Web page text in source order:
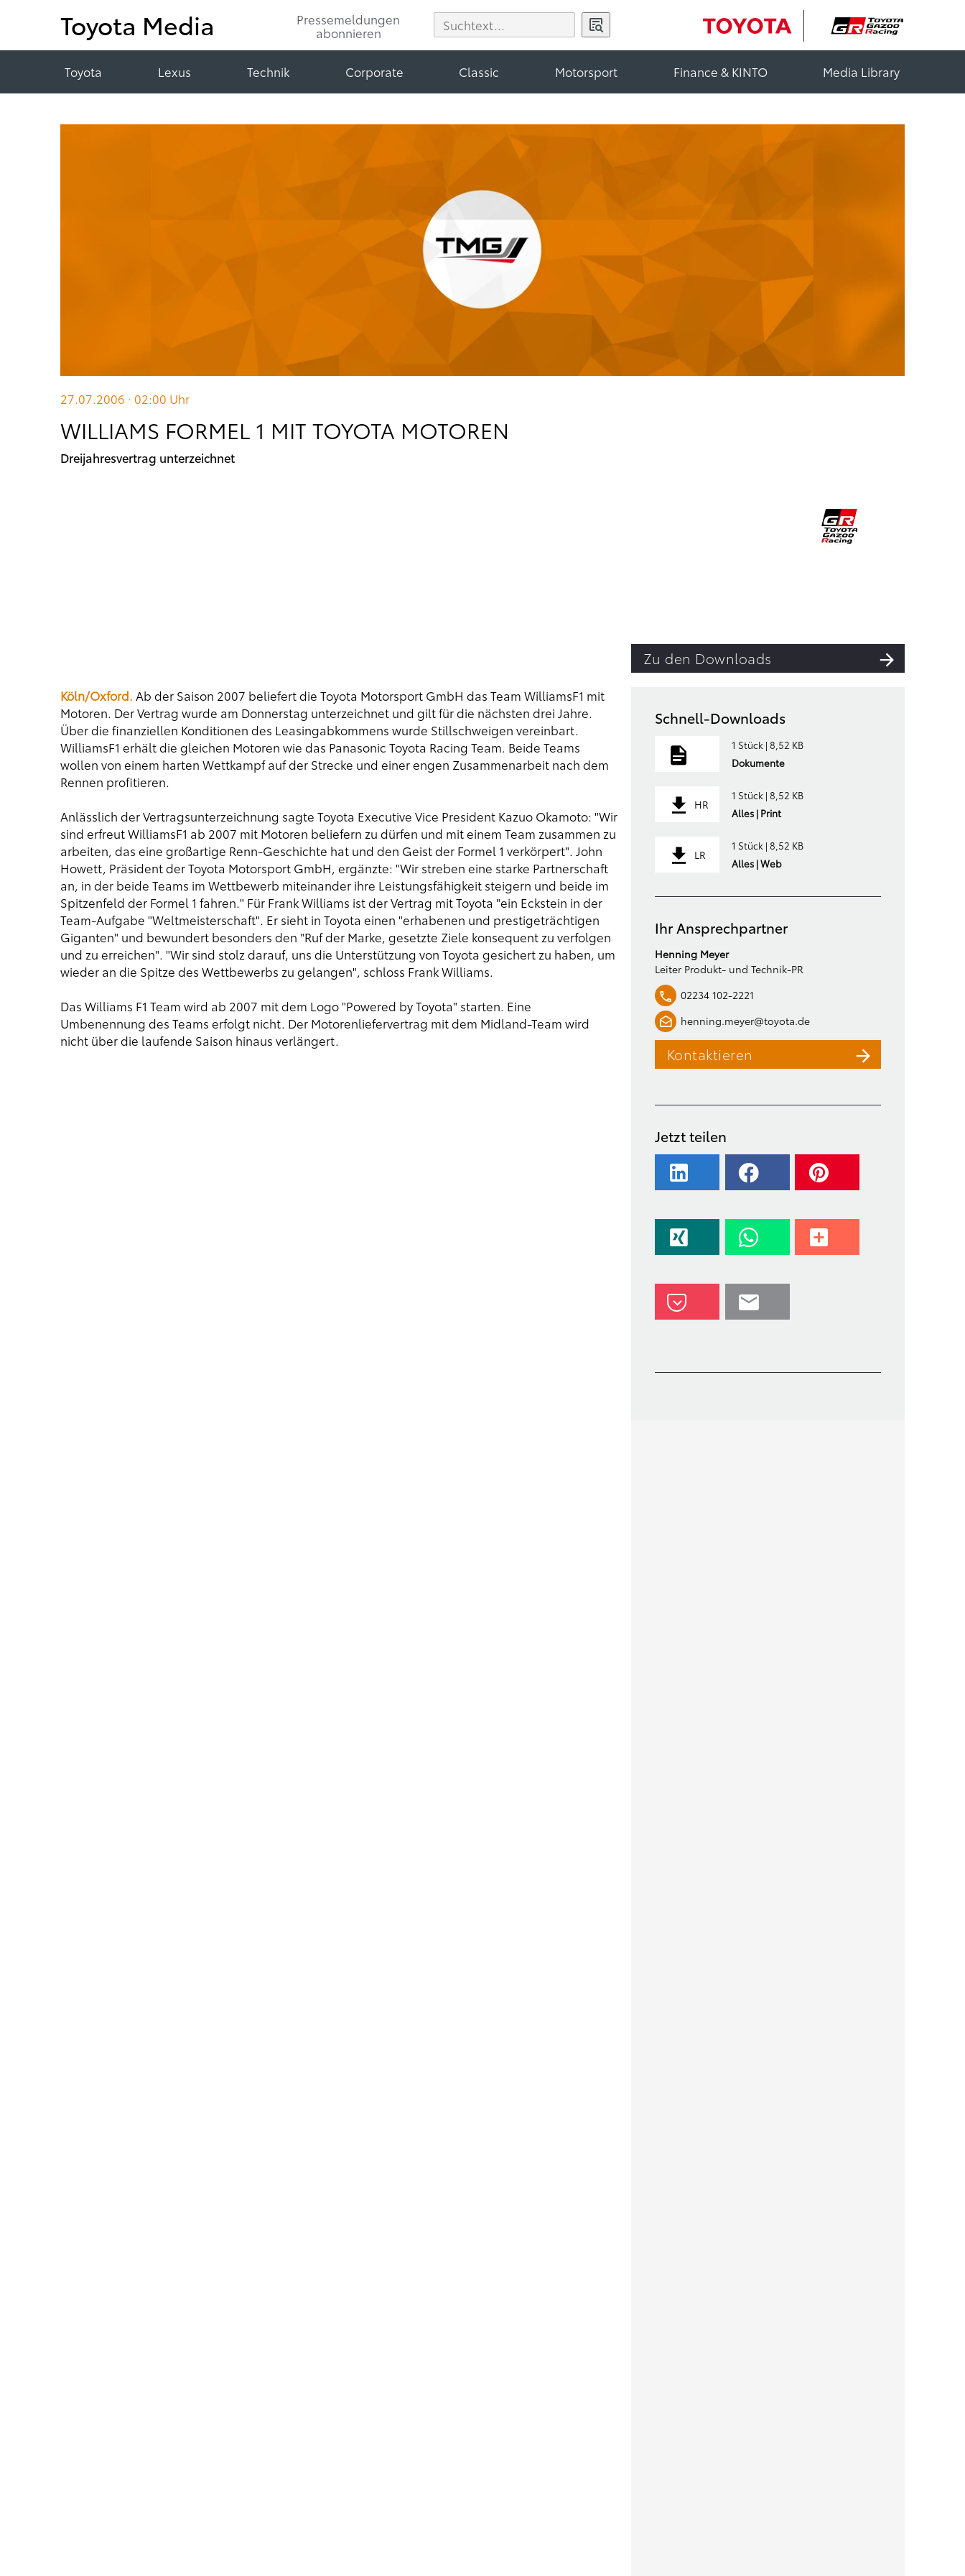
Toyota Media
Pressemeldungen
abonnieren
Toyota Lexus Technik Corporate Classic Motorsport Finance & KINTO Media Library
27.07.2006 · 02:00 Uhr
WILLIAMS FORMEL 1 MIT TOYOTA MOTOREN
Dreijahresvertrag unterzeichnet
Zu den Downloads
Köln/Oxford. Ab der Saison 2007 beliefert die Toyota Motorsport GmbH das Team WilliamsF1 mit
Motoren. Der Vertrag wurde am Donnerstag unterzeichnet und gilt für die nächsten drei Jahre.
Über die finanziellen Konditionen des Leasingabkommens wurde Stillschweigen vereinbart.
WilliamsF1 erhält die gleichen Motoren wie das Panasonic Toyota Racing Team. Beide Teams
wollen von einem harten Wettkampf auf der Strecke und einer engen Zusammenarbeit nach dem
Rennen profitieren.
Anlässlich der Vertragsunterzeichnung sagte Toyota Executive Vice President Kazuo Okamoto: "Wir
sind erfreut WilliamsF1 ab 2007 mit Motoren beliefern zu dürfen und mit einem Team zusammen zu
arbeiten, das eine großartige Renn-Geschichte hat und den Geist der Formel 1 verkörpert". John
Howett, Präsident der Toyota Motorsport GmbH, ergänzte: "Wir streben eine starke Partnerschaft
an, in der beide Teams im Wettbewerb miteinander ihre Leistungsfähigkeit steigern und beide im
Spitzenfeld der Formel 1 fahren." Für Frank Williams ist der Vertrag mit Toyota "ein Eckstein in der
Team-Aufgabe "Weltmeisterschaft". Er sieht in Toyota einen "erhabenen und prestigeträchtigen
Giganten" und bewundert besonders den "Ruf der Marke, gesetzte Ziele konsequent zu verfolgen
und zu erreichen". "Wir sind stolz darauf, uns die Unterstützung von Toyota gesichert zu haben, um
wieder an die Spitze des Wettbewerbs zu gelangen", schloss Frank Williams.
Das Williams F1 Team wird ab 2007 mit dem Logo "Powered by Toyota" starten. Eine
Umbenennung des Teams erfolgt nicht. Der Motorenliefervertrag mit dem Midland-Team wird
nicht über die laufende Saison hinaus verlängert.
Schnell-Downloads
1 Stück | 8,52 KB
Dokumente
HR
1 Stück | 8,52 KB
Alles | Print
LR
1 Stück | 8,52 KB
Alles | Web
Ihr Ansprechpartner
Henning Meyer
Leiter Produkt- und Technik-PR
02234 102-2221
henning.meyer@toyota.de
Kontaktieren
Jetzt teilen